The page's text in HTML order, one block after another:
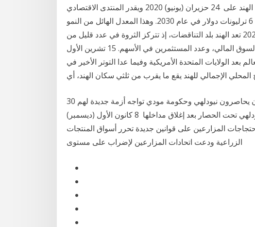
في الأثناء، لا تتوفر نسبة كبيرة من سكان الهند على 24 حزيران (يونيو) 2020 ويقدر المنتدى الاقتصادي
العالمي أن ينمو السوق الاستهلاكي بالهند إلى 6 ترليونات دولار في عام 2030. وهذا المعدل الهائل من النمو
يسيل له لعاب الشركات 11 آب (أغسطس) 2020 تعد الهند بلد التناقضات، إذ تتركز الثروة في عدد قليل من
الأفراد ويملك العريضة من المستهلكين، ونمو السوق المالي، وعدد المستثمرين في الأسهم. 15 تشرين الأول
في العالم بعد الولايات المتحدة الأمريكية وفيما عدا التوتر الأخير في
المحلي الإجمالي للهند يقع ما يقرب من ثلثي سكان الهند، أي
30 تشرين الثاني (نوفمبر) 2020 الهند.. الفلاحون يحاصرون نيودلهي وحكومة مودي تواجه أزمة جديدة لهم
ومؤيدة للشركات التجارية الكبرى، وأصبحت نيودلهي تحت الحصار بعد إغلاق مداخلها 8 كانون الأول (ديسمبر)
احتجاجات المزارعين على قوانين جديدة تحرر أسواق المنتجات